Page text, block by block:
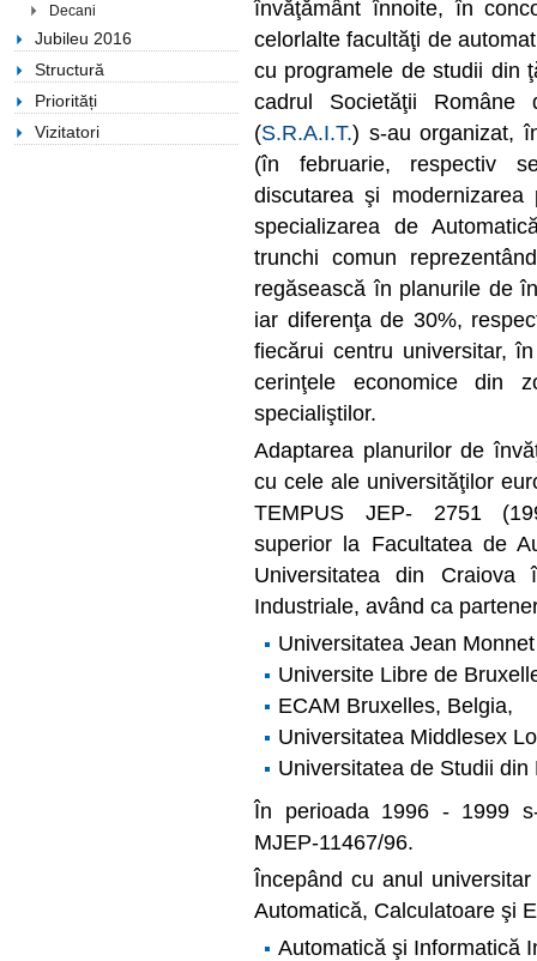
Decani
Jubileu 2016
Structură
Priorități
Vizitatori
învăţământ înnoite, în
celorlalte facultăţi de
cu programele de studii din
cadrul Societăţii Române
(S.R.A.I.T.) s-au organizat,
(în februarie, respectiv
discutarea şi
specializarea de
trunchi comun
regăsească în planurile de
iar diferenţa de 30%,
fiecărui centru universitar,
cerinţele economice din
specialiştilor.
Adaptarea planurilor de
cu cele ale universităţilor
TEMPUS JEP- 2751
superior la Facultatea de
Universitatea din Craiova
Industriale, având ca
Universitatea Jean
Universite Libre de
ECAM Bruxelles, Belgia,
Universitatea Middlesex
Universitatea de Studii din
În perioada 1996 - 1999
MJEP-11467/96.
Începând cu anul
Automatică, Calculatoare şi
Automatică şi Informatică